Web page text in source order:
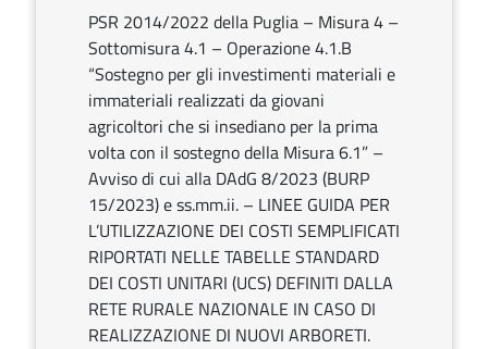
PSR 2014/2022 della Puglia – Misura 4 –
Sottomisura 4.1 – Operazione 4.1.B
“Sostegno per gli investimenti materiali e
immateriali realizzati da giovani
agricoltori che si insediano per la prima
volta con il sostegno della Misura 6.1” –
Avviso di cui alla DAdG 8/2023 (BURP
15/2023) e ss.mm.ii. – LINEE GUIDA PER
L’UTILIZZAZIONE DEI COSTI SEMPLIFICATI
RIPORTATI NELLE TABELLE STANDARD
DEI COSTI UNITARI (UCS) DEFINITI DALLA
RETE RURALE NAZIONALE IN CASO DI
REALIZZAZIONE DI NUOVI ARBORETI.